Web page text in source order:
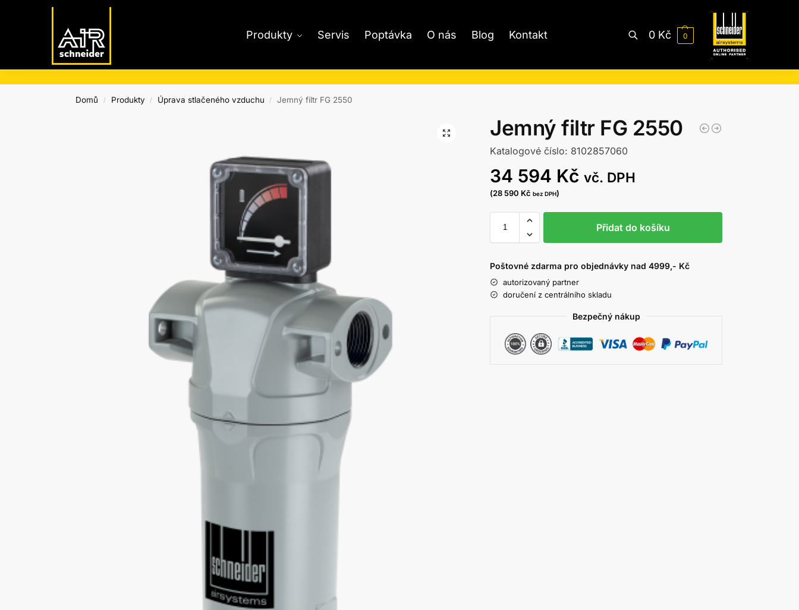
Produkty Servis Poptávka O nás Blog Kontakt 0 Kč 0
Domů / Produkty / Úprava stlačeného vzduchu / Jemný filtr FG 2550
Jemný filtr FG 2550
Katalogové číslo: 8102857060
34 594 Kč vč. DPH
(28 590 Kč bez DPH)
Přidat do košíku
Poštovné zdarma pro objednávky nad 4999,- Kč
autorizovaný partner
doručení z centrálního skladu
Bezpečný nákup